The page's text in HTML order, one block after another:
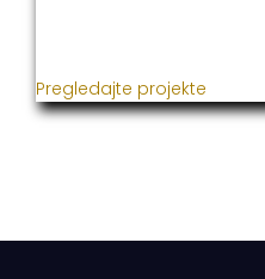
Pregledajte projekte